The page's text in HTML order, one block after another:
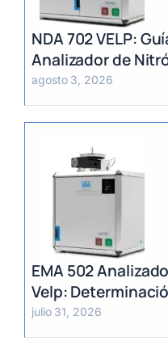
NDA 702 VELP:
Analizador de
Método Dumas
agosto 3, 2026
EMA 502
Velp:
y Análisis
julio 31, 2026